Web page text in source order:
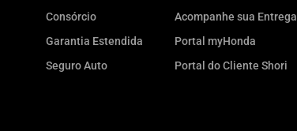
Consórcio
Garantia Estendida
Seguro Auto
Acompanhe sua Entrega
Portal myHonda
Portal do Cliente Shori